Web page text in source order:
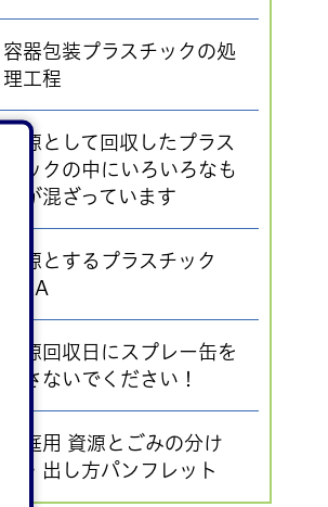
容器包装プラスチックの処
理工程
資源として回収したプラス
チックの中にいろいろなも
のが混ざっています
資源とするプラスチック
Q&A
資源回収日にスプレー缶を
出さないでください！
家庭用 資源とごみの分け
方・出し方パンフレット